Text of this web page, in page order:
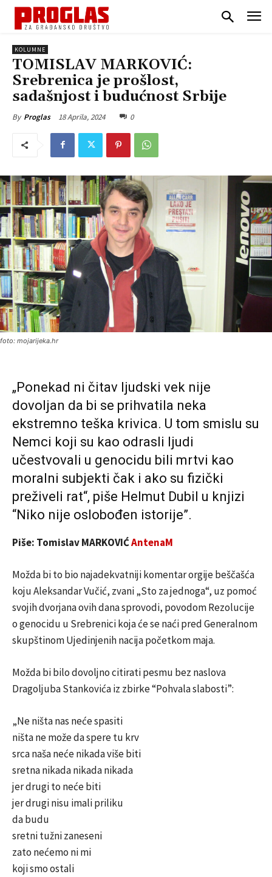
KOLUMNE
TOMISLAV MARKOVIĆ:
Srebrenica je prošlost,
sadašnjost i budućnost Srbije
By Proglas 18 Aprila, 2024 0
foto: mojarijeka.hr
„Ponekad ni čitav ljudski vek nije
dovoljan da bi se prihvatila neka
ekstremno teška krivica. U tom smislu su
Nemci koji su kao odrasli ljudi
učestvovali u genocidu bili mrtvi kao
moralni subjekti čak i ako su fizički
preživeli rat“, piše Helmut Dubil u knjizi
“Niko nije oslobođen istorije”.
Piše: Tomislav MARKOVIĆAntenaM
Možda bi to bio najadekvatniji komentar orgije beščašća
koju Aleksandar Vučić, zvani „Sto za jednoga“, uz pomoć
svojih dvorjana ovih dana sprovodi, povodom Rezolucije
o genocidu u Srebrenici koja će se naći pred Generalnom
skupštinom Ujedinjenih nacija početkom maja.
Možda bi bilo dovoljno citirati pesmu bez naslova
Dragoljuba Stankovića iz zbirke “Pohvala slabosti”:
„Ne ništa nas neće spasiti
ništa ne može da spere tu krv
srca naša neće nikada više biti
sretna nikada nikada nikada
jer drugi to neće biti
jer drugi nisu imali priliku
da budu
sretni tužni zaneseni
zato nećemo ni mi
koji smo ostali